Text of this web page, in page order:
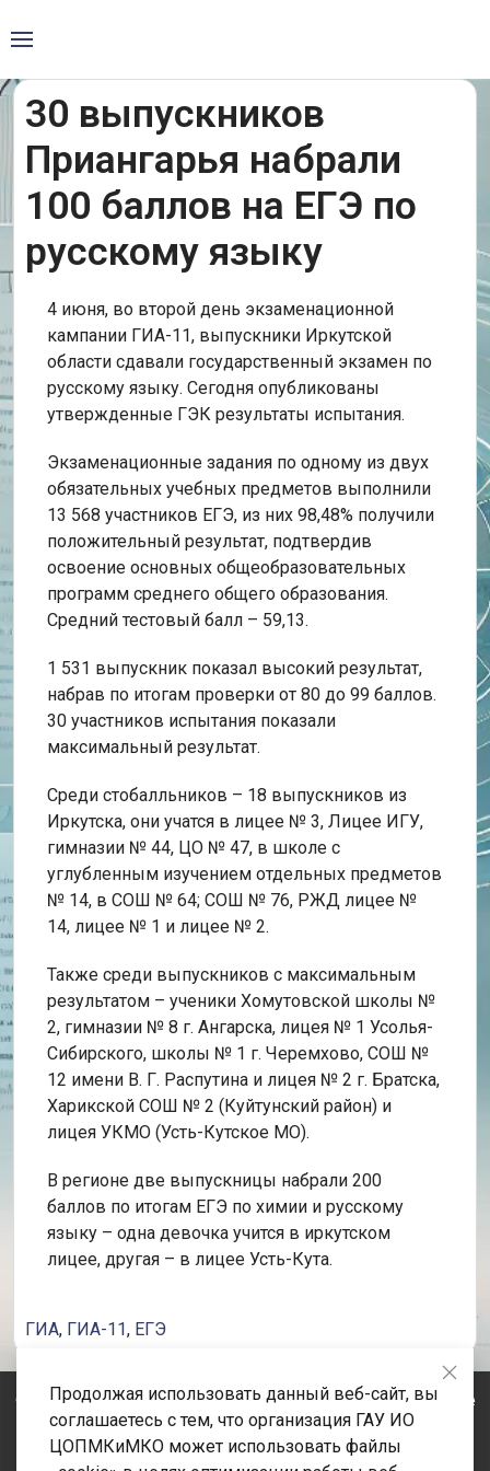
Продолжая использовать данный веб-сайт, вы
соглашаетесь с тем, что организация ГАУ ИО
ЦОПМКиМКО может использовать файлы
30 выпускников
Приангарья набрали
100 баллов на ЕГЭ по
русскому языку
4 июня, во второй день экзаменационной
кампании ГИА-11, выпускники Иркутской
области сдавали государственный экзамен по
русскому языку. Сегодня опубликованы
утвержденные ГЭК результаты испытания.
Экзаменационные задания по одному из двух
обязательных учебных предметов выполнили
13 568 участников ЕГЭ, из них 98,48% получили
положительный результат, подтвердив
освоение основных общеобразовательных
программ среднего общего образования.
Средний тестовый балл – 59,13.
1 531 выпускник показал высокий результат,
набрав по итогам проверки от 80 до 99 баллов.
30 участников испытания показали
максимальный результат.
Среди стобалльников – 18 выпускников из
Иркутска, они учатся в лицее № 3, Лицее ИГУ,
гимназии № 44, ЦО № 47, в школе с
углубленным изучением отдельных предметов
№ 14, в СОШ № 64; СОШ № 76, РЖД лицее №
14, лицее № 1 и лицее № 2.
Также среди выпускников с максимальным
результатом – ученики Хомутовской школы №
2, гимназии № 8 г. Ангарска, лицея № 1 Усолья-
Сибирского, школы № 1 г. Черемхово, СОШ №
12 имени В. Г. Распутина и лицея № 2 г. Братска,
Харикской СОШ № 2 (Куйтунский район) и
лицея УКМО (Усть-Кутское МО).
В регионе две выпускницы набрали 200
баллов по итогам ЕГЭ по химии и русскому
языку – одна девочка учится в иркутском
лицее, другая – в лицее Усть-Кута.
ГИА, ГИА-11, ЕГЭ
© 2020-2026 Государственное автономное учреждение
Иркутской области «Центр оценки профессионального
мастерства, квалификаций педагогов и мониторинга